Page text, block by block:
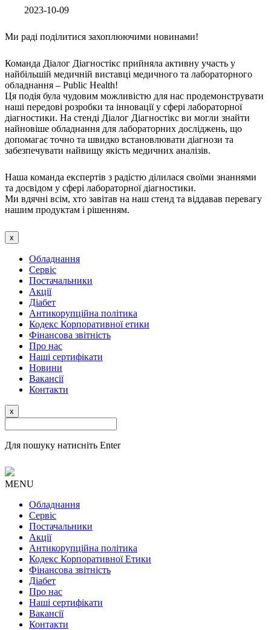
2023-10-09
Ми раді поділитися захоплюючими новинами!
Команда Діалог Діагностікс прийняла активну участь у
найбільшій медичній виставці медичного та лабораторного
обладнання – Public Health!
Ця подія була чудовим можливістю для нас продемонструвати
наші передові розробки та інновації у сфері лабораторної
діагностики. На стенді Діалог Діагностікс ви могли знайти
найновіше обладнання для лабораторних досліджень, що
допомагає точно та швидко встановлювати діагнози та
забезпечувати найвищу якість медичних аналізів.
Наша команда експертів з радістю ділилася своїми знаннями
та досвідом у сфері лабораторної діагностики.
Ми вдячні всім, хто завітав на наш стенд та віддавав перевагу
нашим продуктам і рішенням.
x
Обладнання
Сервіс
Постачальники
Акції
Діабет
Антикорупційна політика
Кодекс Корпоративної етики
Фінансова звітність
Про нас
Наші сертифікати
Новини
Вакансії
Контакти
x
Для пошуку натисніть Enter
MENU
Обладнання
Сервіс
Постачальники
Акції
Антикорупційна політика
Кодекс Корпоративної Етики
Фінансова звітність
Діабет
Про нас
Наші сертифікати
Вакансії
Контакти